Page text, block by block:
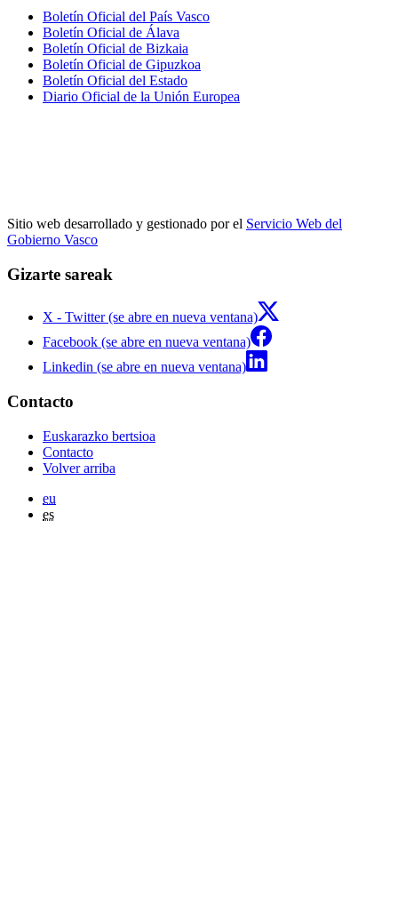
Boletín Oficial del País Vasco
Boletín Oficial de Álava
Boletín Oficial de Bizkaia
Boletín Oficial de Gipuzkoa
Boletín Oficial del Estado
Diario Oficial de la Unión Europea
Sitio web desarrollado y gestionado por el Servicio Web del
Gobierno Vasco
Gizarte sareak
X - Twitter (se abre en nueva ventana)
Facebook (se abre en nueva ventana)
Linkedin (se abre en nueva ventana)
Contacto
Euskarazko bertsioa
Contacto
Volver arriba
eu
es